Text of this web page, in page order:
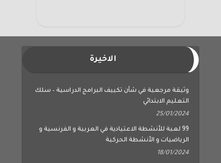
الاخيرة
وثيقة مرجعية في شأن تكييف البرامج الدراسية – سلك
التعليم الابتدائي
25/01/2024
99 لعبة للأنشطة الاعتيادية في العربية و الفرنسية و
الرياضيات و الأنشطة الحركية
18/01/2024